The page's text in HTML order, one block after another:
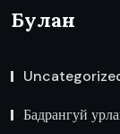
Булан
Бадрангуй